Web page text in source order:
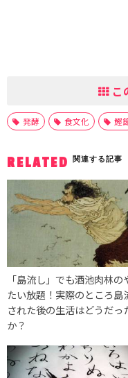
こ
発酵 食文化 鰹
RELATED 関連する記事
「島流し」でも酒池肉林の
たい放題！実際のところ島
された後の生活はどうだっ
か？